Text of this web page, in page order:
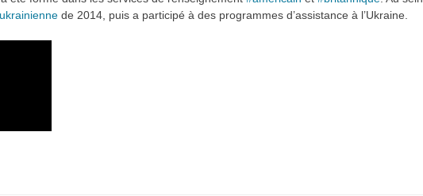
de 2014, puis a participé à des programmes d’assistance à l’Ukraine.